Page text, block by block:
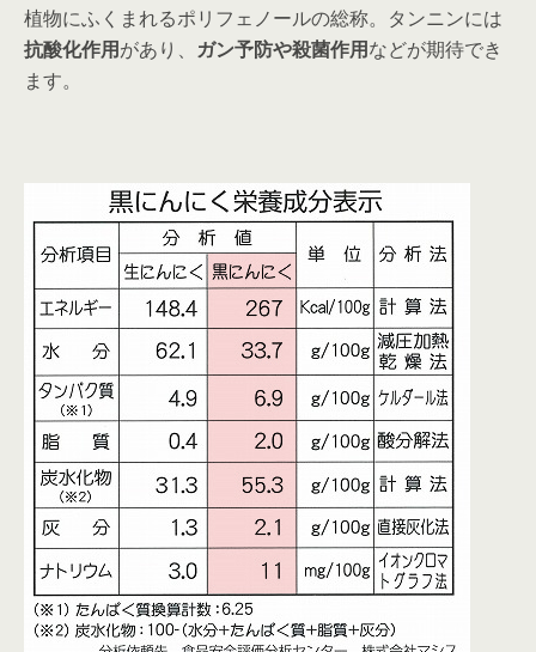
植物にふくまれるポリフェノールの総称。タンニンには
抗酸化作用があり、 ガン予防や殺菌作用などが期待でき
ます。